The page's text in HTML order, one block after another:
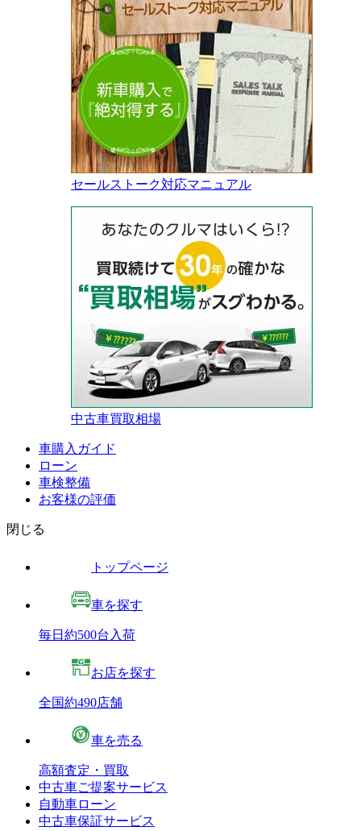
セールストーク対応マニュアル
中古車買取相場
車購入ガイド
ローン
車検整備
お客様の評価
閉じる
トップページ
車を探す
毎日約500台入荷
お店を探す
全国約490店舗
車を売る
高額査定・買取
中古車ご提案サービス
自動車ローン
中古車保証サービス